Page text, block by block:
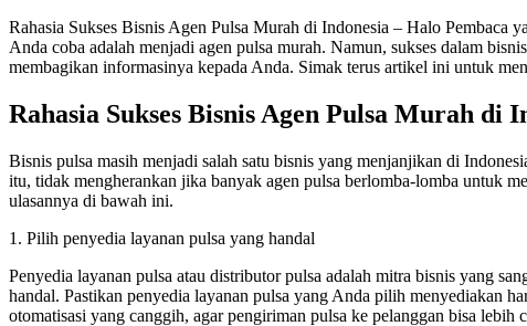
Rahasia Sukses Bisnis Agen Pulsa Murah di Indonesia – Halo Pembaca
Anda coba adalah menjadi agen pulsa murah. Namun, sukses dalam
membagikan informasinya kepada Anda. Simak terus artikel ini untuk
Rahasia Sukses Bisnis Agen Pulsa Murah di
Bisnis pulsa masih menjadi salah satu bisnis yang menjanjikan di
itu, tidak mengherankan jika banyak agen pulsa berlomba-lomba untuk
ulasannya di bawah ini.
1. Pilih penyedia layanan pulsa yang handal
Penyedia layanan pulsa atau distributor pulsa adalah mitra bisnis yang
handal. Pastikan penyedia layanan pulsa yang Anda pilih menyediakan
otomatisasi yang canggih, agar pengiriman pulsa ke pelanggan bisa lebih